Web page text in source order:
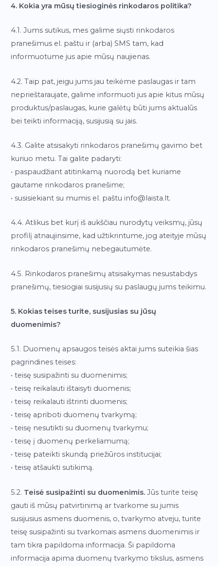
4. Kokia yra mūsų tiesioginės rinkodaros politika?
4.1. Jums sutikus, mes galime siųsti rinkodaros
pranešimus el. paštu ir (arba) SMS tam, kad
informuotume jus apie mūsų naujienas.
4.2. Taip pat, jeigu jums jau teikėme paslaugas ir tam
neprieštaraujate, galime informuoti jus apie kitus mūsų
produktus/paslaugas, kurie galėtų būti jums aktualūs
bei teikti informaciją, susijusią su jais.
4.3. Galite atsisakyti rinkodaros pranešimų gavimo bet
kuriuo metu. Tai galite padaryti:
• paspaudžiant atitinkamą nuorodą bet kuriame
gautame rinkodaros pranešime;
• susisiekiant su mumis el. paštu info@laista.lt.
4.4. Atlikus bet kurį iš aukščiau nurodytų veiksmų, jūsų
profilį atnaujinsime, kad užtikrintume, jog ateityje mūsų
rinkodaros pranešimų nebegautumėte.
4.5. Rinkodaros pranešimų atsisakymas nesustabdys
pranešimų, tiesiogiai susijusių su paslaugų jums teikimu.
5. Kokias teises turite, susijusias su jūsų
duomenimis?
5.1. Duomenų apsaugos teisės aktai jums suteikia šias
pagrindines teises:
• teisę susipažinti su duomenimis;
• teisę reikalauti ištaisyti duomenis;
• teisę reikalauti ištrinti duomenis;
• teisę apriboti duomenų tvarkymą;
• teisę nesutikti su duomenų tvarkymu;
• teisę į duomenų perkeliamumą;
• teisę pateikti skundą priežiūros institucijai;
• teisę atšaukti sutikimą.
5.2. Teisė susipažinti su duomenimis. Jūs turite teisę
gauti iš mūsų patvirtinimą ar tvarkome su jumis
susijusius asmens duomenis, o, tvarkymo atveju, turite
teisę susipažinti su tvarkomais asmens duomenimis ir
tam tikra papildoma informacija. Ši papildoma
informacija apima duomenų tvarkymo tikslus, asmens